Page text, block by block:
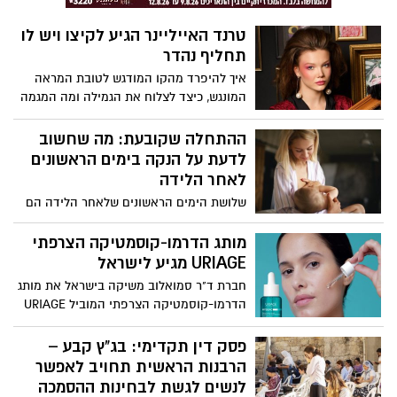
והקוסמטיקה – באיכות ללא פשרות.
טרנד האייליינר הגיע לקיצו ויש לו
תחליף נהדר
איך להיפרד מהקו המודגש לטובת המראה
המונגש, כיצד לצלוח את הגמילה ומה המגמה
הבאה? ירין שחף, מנהל בית הספר למקצועות
היופי, עם מילות פרידה לפס השחור וגם על
הגוון המפתיע שתרצו להיסחף איתו
ההתחלה שקובעת: מה שחשוב
לדעת על הנקה בימים הראשונים
לאחר הלידה
שלושת הימים הראשונים שלאחר הלידה הם
חלון הזדמנויות להנקה מוצלחת. נטלה מרדכי,
יועצת הנקה מוסמכת, מנהלת אחיות בריאות
האישה במכבי שירותי בריאות, מסבירה כיצד
מותג הדרמו-קוסמטיקה הצרפתי
URIAGE מגיע לישראל
חברת ד"ר סמואלוב משיקה בישראל את מותג
הדרמו-קוסמטיקה הצרפתי המוביל URIAGE
– לרגל ההשקה יצא המותג בקמפיין רחב
בהשקעה של 3 מיליון ₪
פסק דין תקדימי: בג"ץ קבע –
הרבנות הראשית תחויב לאפשר
לנשים לגשת לבחינות ההסמכה